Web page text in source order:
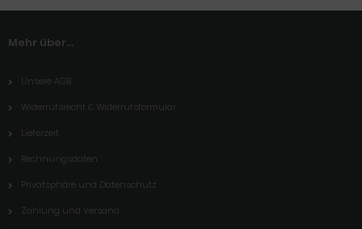
Mehr über...
Unsere AGB
Widerrufsrecht & Widerrufsformular
Lieferzeit
Rechnungsdaten
Privatsphäre und Datenschutz
Zahlung und Versand